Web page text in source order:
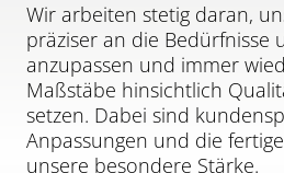
Wir arbeiten stetig daran,
präziser an die Bedürfnisse
anzupassen und immer
Maßstäbe hinsichtlich
setzen. Dabei sind
Anpassungen und die
unsere besondere Stärke.